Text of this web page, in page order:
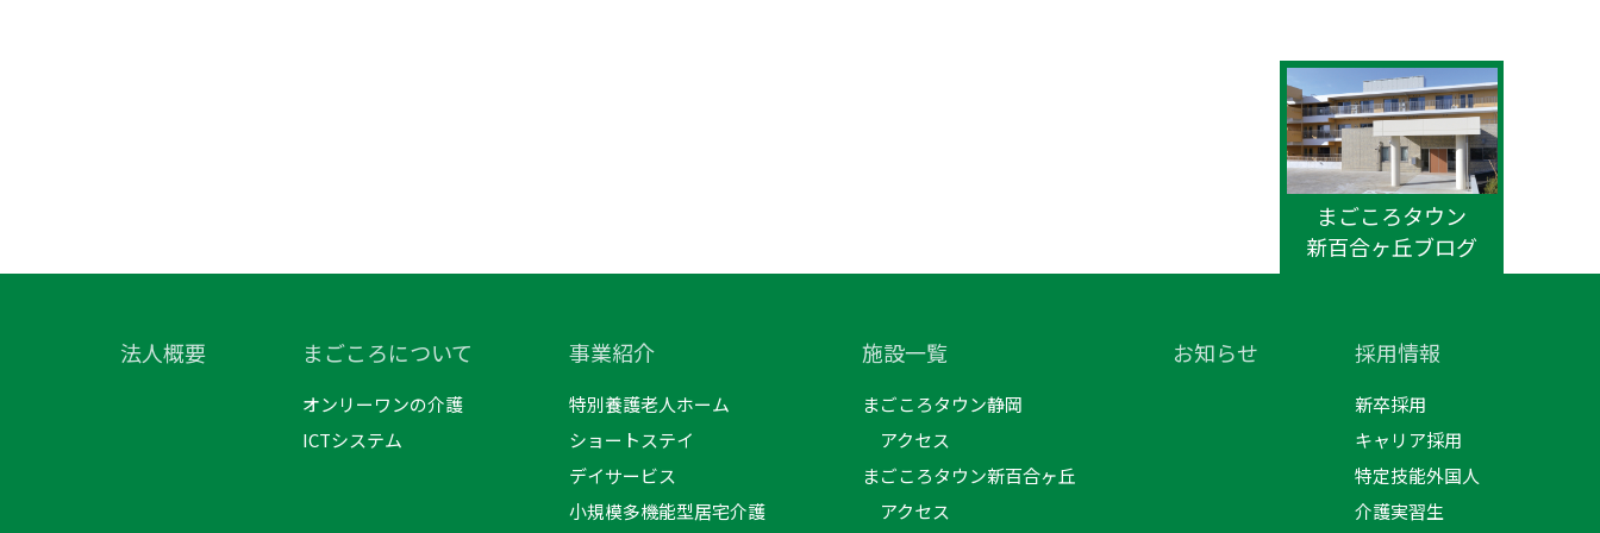
まごころタウン
新百合ヶ丘ブログ
法人概要 まごころについて
オンリーワンの介護
ICTシステム
事業紹介
特別養護老人ホーム
ショートステイ
デイサービス
小規模多機能型居宅介護
施設一覧
まごころタウン静岡
アクセス
まごころタウン新百合ヶ丘
アクセス
お知らせ 採用情報
新卒採用
キャリア採用
特定技能外国人
介護実習生